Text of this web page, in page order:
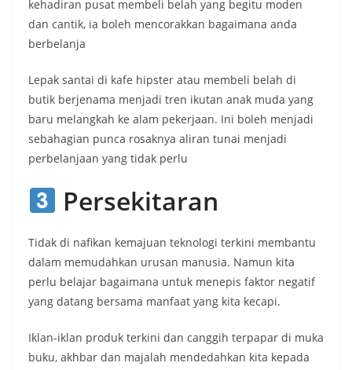
kehadiran pusat membeli belah yang begitu moden
dan cantik, ia boleh mencorakkan bagaimana anda
berbelanja
Lepak santai di kafe hipster atau membeli belah di
butik berjenama menjadi tren ikutan anak muda yang
baru melangkah ke alam pekerjaan. Ini boleh menjadi
sebahagian punca rosaknya aliran tunai menjadi
perbelanjaan yang tidak perlu
Persekitaran
Tidak di nafikan kemajuan teknologi terkini membantu
dalam memudahkan urusan manusia. Namun kita
perlu belajar bagaimana untuk menepis faktor negatif
yang datang bersama manfaat yang kita kecapi.
Iklan-iklan produk terkini dan canggih terpapar di muka
buku, akhbar dan majalah mendedahkan kita kepada